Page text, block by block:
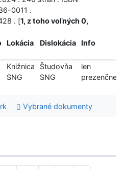
0011 .
. [1, z toho voľných 0,
Lokácia Dislokácia Info
Knižnica
SNG
Študovňa
SNG
len
prezenčne
Vybrané dokumenty